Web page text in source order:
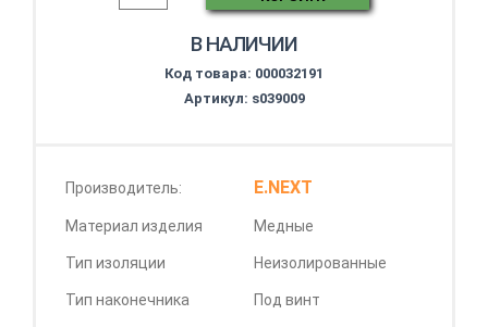
В НАЛИЧИИ
Код товара: 000032191
Артикул: s039009
Производитель: E.NEXT
Материал изделия Медные
Тип изоляции Неизолированные
Тип наконечника Под винт